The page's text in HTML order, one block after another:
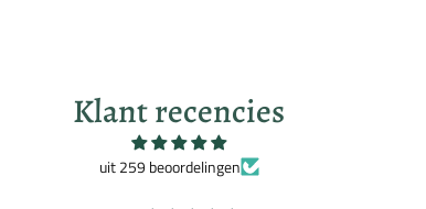
Klant recencies
uit 259 beoordelingen